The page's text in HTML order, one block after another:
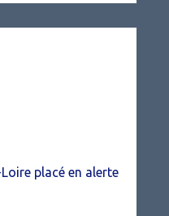
placé en alerte